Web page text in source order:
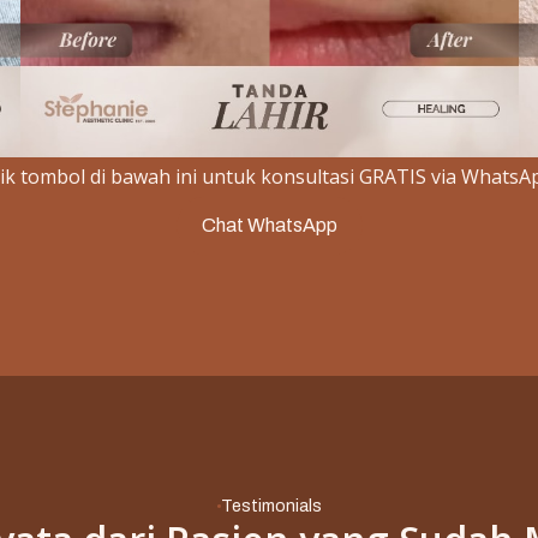
Slide 2 of 3.
tombol di bawah ini untuk konsultasi GRATIS via
Chat WhatsApp
Testimonials